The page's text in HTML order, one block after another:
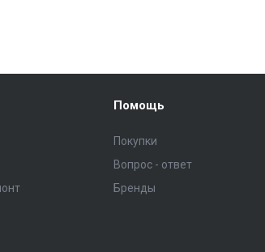
Помощь
Покупки
Вопрос - ответ
Бренды